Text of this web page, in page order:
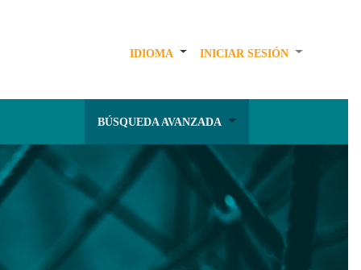
IDIOMA INICIAR SESIÓN
BÚSQUEDA AVANZADA